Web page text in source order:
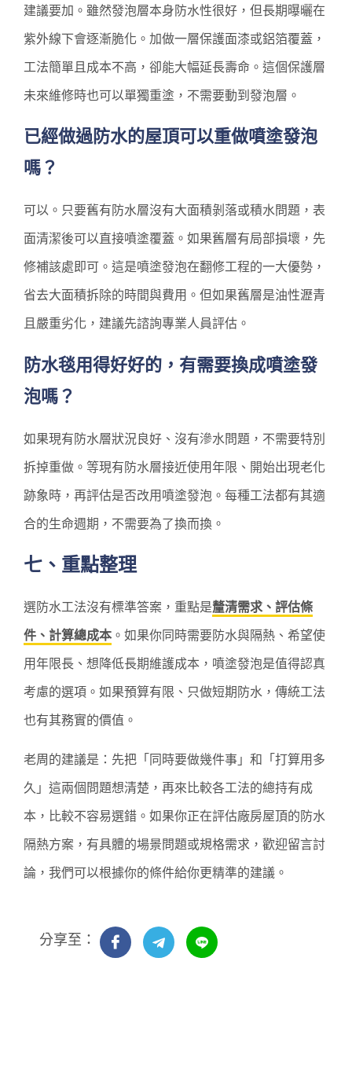
建議要加。雖然發泡層本身防水性很好，但長期曝曬在
紫外線下會逐漸脆化。加做一層保護面漆或鋁箔覆蓋，
工法簡單且成本不高，卻能大幅延長壽命。這個保護層
未來維修時也可以單獨重塗，不需要動到發泡層。
已經做過防水的屋頂可以重做噴塗發泡
嗎？
可以。只要舊有防水層沒有大面積剝落或積水問題，表
面清潔後可以直接噴塗覆蓋。如果舊層有局部損壞，先
修補該處即可。這是噴塗發泡在翻修工程的一大優勢，
省去大面積拆除的時間與費用。但如果舊層是油性瀝青
且嚴重劣化，建議先諮詢專業人員評估。
防水毯用得好好的，有需要換成噴塗發
泡嗎？
如果現有防水層狀況良好、沒有滲水問題，不需要特別
拆掉重做。等現有防水層接近使用年限、開始出現老化
跡象時，再評估是否改用噴塗發泡。每種工法都有其適
合的生命週期，不需要為了換而換。
七、重點整理
選防水工法沒有標準答案，重點是釐清需求、評估條
件、計算總成本 。如果你同時需要防水與隔熱、希望使
用年限長、想降低長期維護成本，噴塗發泡是值得認真
考慮的選項。如果預算有限、只做短期防水，傳統工法
也有其務實的價值。
老周的建議是：先把「同時要做幾件事」和「打算用多
久」這兩個問題想清楚，再來比較各工法的總持有成
本，比較不容易選錯。如果你正在評估廠房屋頂的防水
隔熱方案，有具體的場景問題或規格需求，歡迎留言討
論，我們可以根據你的條件給你更精準的建議。
分享至：